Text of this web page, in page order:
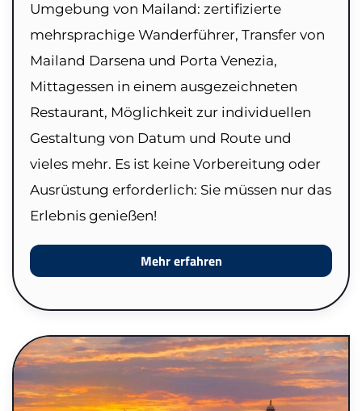
Umgebung von Mailand: zertifizierte
mehrsprachige Wanderführer, Transfer von
Mailand Darsena und Porta Venezia,
Mittagessen in einem ausgezeichneten
Restaurant, Möglichkeit zur individuellen
Gestaltung von Datum und Route und
vieles mehr. Es ist keine Vorbereitung oder
Ausrüstung erforderlich: Sie müssen nur das
Erlebnis genießen!
Mehr erfahren